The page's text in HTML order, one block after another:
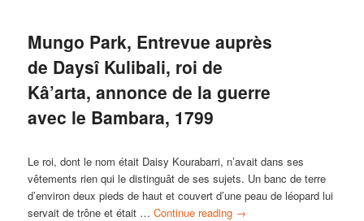
Mungo Park, Entrevue auprès
de Daysî Kulibali, roi de
Kâ’arta, annonce de la guerre
avec le Bambara, 1799
Le roi, dont le nom était Daisy Kourabarri, n’avait dans ses
vêtements rien qui le distinguât de ses sujets. Un banc de terre
d’environ deux pieds de haut et couvert d’une peau de léopard lui
servait de trône et était …Continue reading →